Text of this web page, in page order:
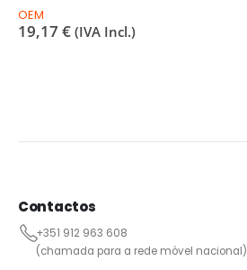
OEM
19,17 € (IVA Incl.)
Contactos
+351 912 963 608
(chamada para a rede móvel nacional)